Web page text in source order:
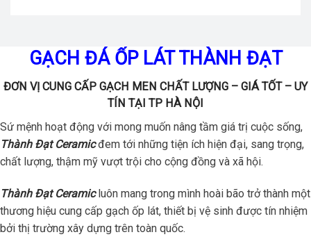
GẠCH ĐÁ ỐP LÁT THÀNH ĐẠT
ĐƠN VỊ CUNG CẤP GẠCH MEN CHẤT LƯỢNG – GIÁ TỐT – UY
TÍN TẠI TP HÀ NỘI
Sứ mệnh hoạt động với mong muốn nâng tầm giá trị cuộc sống,
Thành Đạt Ceramicđem tới những tiện ích hiện đại, sang trọng,
chất lượng, thậm mỹ vượt trội cho cộng đồng và xã hội.
Thành Đạt Ceramicluôn mang trong mình hoài bão trở thành một
thương hiệu cung cấp gạch ốp lát, thiết bị vệ sinh được tín nhiệm
bởi thị trường xây dựng trên toàn quốc.